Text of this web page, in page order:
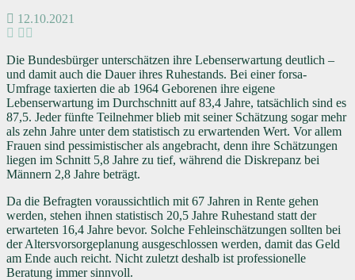
12.10.2021
Die Bundesbürger unterschätzen ihre Lebenserwartung deutlich –
und damit auch die Dauer ihres Ruhestands. Bei einer forsa-
Umfrage taxierten die ab 1964 Geborenen ihre eigene
Lebenserwartung im Durchschnitt auf 83,4 Jahre, tatsächlich sind es
87,5. Jeder fünfte Teilnehmer blieb mit seiner Schätzung sogar mehr
als zehn Jahre unter dem statistisch zu erwartenden Wert. Vor allem
Frauen sind pessimistischer als angebracht, denn ihre Schätzungen
liegen im Schnitt 5,8 Jahre zu tief, während die Diskrepanz bei
Männern 2,8 Jahre beträgt.
Da die Befragten voraussichtlich mit 67 Jahren in Rente gehen
werden, stehen ihnen statistisch 20,5 Jahre Ruhestand statt der
erwarteten 16,4 Jahre bevor. Solche Fehleinschätzungen sollten bei
der Altersvorsorgeplanung ausgeschlossen werden, damit das Geld
am Ende auch reicht. Nicht zuletzt deshalb ist professionelle
Beratung immer sinnvoll.